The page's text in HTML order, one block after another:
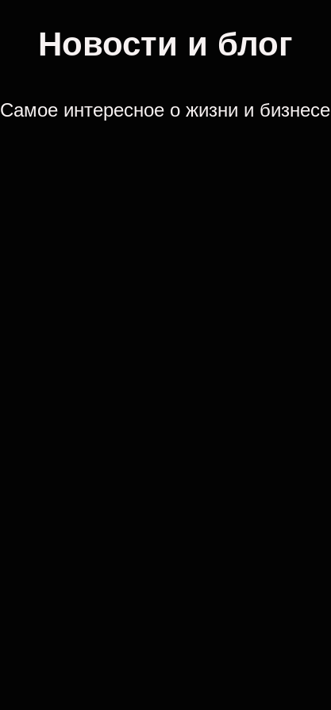
Новости и блог
Самое интересное о жизни и бизнесе